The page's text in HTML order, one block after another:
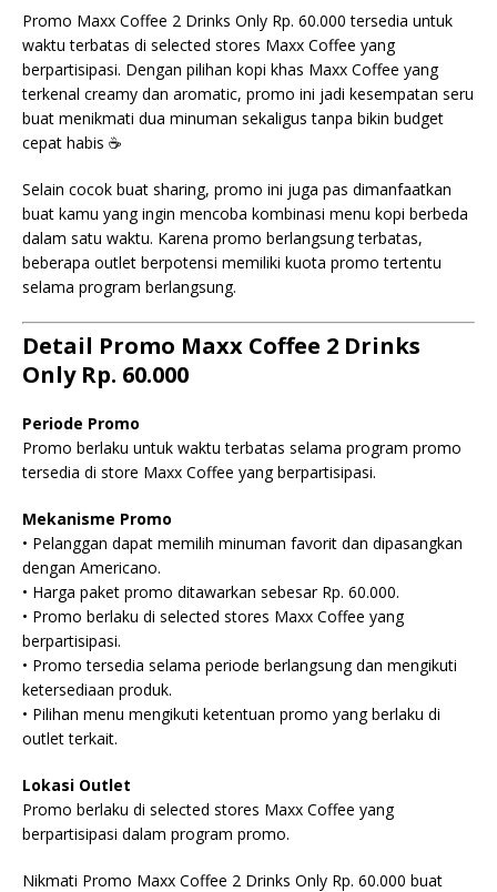
Promo Maxx Coffee 2 Drinks Only Rp. 60.000 tersedia untuk
waktu terbatas di selected stores Maxx Coffee yang
berpartisipasi. Dengan pilihan kopi khas Maxx Coffee yang
terkenal creamy dan aromatic, promo ini jadi kesempatan seru
buat menikmati dua minuman sekaligus tanpa bikin budget
cepat habis ☕
Selain cocok buat sharing, promo ini juga pas dimanfaatkan
buat kamu yang ingin mencoba kombinasi menu kopi berbeda
dalam satu waktu. Karena promo berlangsung terbatas,
beberapa outlet berpotensi memiliki kuota promo tertentu
selama program berlangsung.
Detail Promo Maxx Coffee 2 Drinks
Only Rp. 60.000
Periode Promo
Promo berlaku untuk waktu terbatas selama program promo
tersedia di store Maxx Coffee yang berpartisipasi.
Mekanisme Promo
• Pelanggan dapat memilih minuman favorit dan dipasangkan
dengan Americano.
• Harga paket promo ditawarkan sebesar Rp. 60.000.
• Promo berlaku di selected stores Maxx Coffee yang
berpartisipasi.
• Promo tersedia selama periode berlangsung dan mengikuti
ketersediaan produk.
• Pilihan menu mengikuti ketentuan promo yang berlaku di
outlet terkait.
Lokasi Outlet
Promo berlaku di selected stores Maxx Coffee yang
berpartisipasi dalam program promo.
Nikmati Promo Maxx Coffee 2 Drinks Only Rp. 60.000 buat